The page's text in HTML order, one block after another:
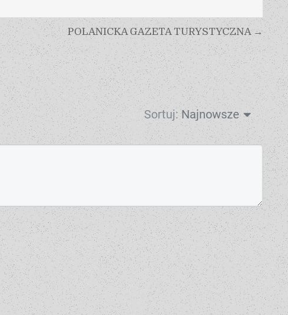
POLANICKA GAZETA TURYSTYCZNA →
Sortuj: Najnowsze